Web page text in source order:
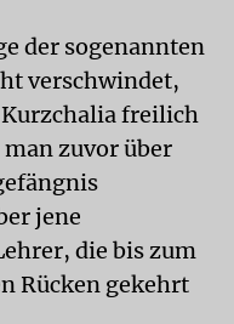
der sogenannten
verschwindet,
freilich
zuvor über
jene
die bis zum
Rücken gekehrt